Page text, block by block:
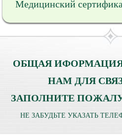
Медицинский
ОБЩАЯ
НАМ ДЛЯ
ЗАПОЛНИТЕ
НЕ ЗАБУДЬТЕ УКАЗАТЬ